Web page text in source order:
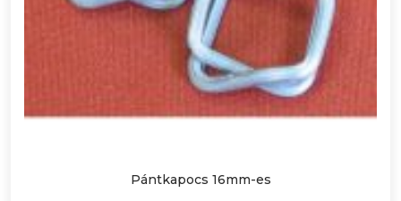
Pántkapocs 16mm-es